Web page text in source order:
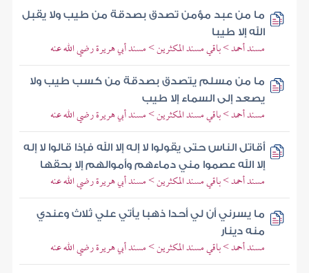
ما من عبد مؤمن تصدق بصدقة من طيب ولا يقبل
الله إلا طيبا
مسند أحمد > باقي مسند المكثرين > مسند أبي هريرة رضي الله عنه
ما من مسلم يتصدق بصدقة من كسب طيب ولا
يصعد إلى السماء إلا طيب
مسند أحمد > باقي مسند المكثرين > مسند أبي هريرة رضي الله عنه
أقاتل الناس حتى يقولوا لا إله إلا الله فإذا قالوا لا إله
إلا الله عصموا مني دماءهم وأموالهم إلا بحقها
مسند أحمد > باقي مسند المكثرين > مسند أبي هريرة رضي الله عنه
ما يسرني أن لي أحدا ذهبا يأتي علي ثلاث وعندي
منه دينار
مسند أحمد > باقي مسند المكثرين > مسند أبي هريرة رضي الله عنه